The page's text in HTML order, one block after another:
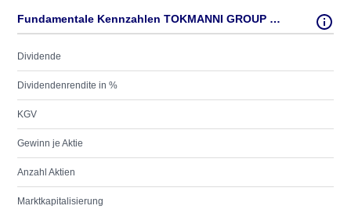
Fundamentale Kennzahlen TOKMANNI GROUP CORP
Dividende
Dividendenrendite in %
KGV
Gewinn je Aktie
Anzahl Aktien
Marktkapitalisierung